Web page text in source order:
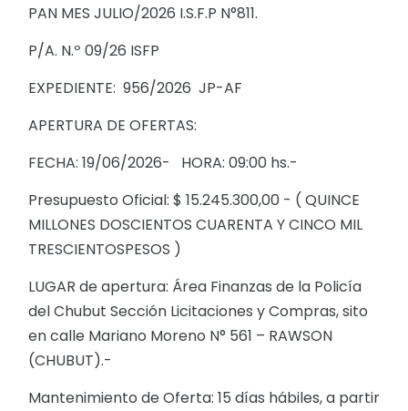
PAN MES JULIO/2026 I.S.F.P N°811.
P/A. N.º 09/26 ISFP
EXPEDIENTE: 956/2026 JP-AF
APERTURA DE OFERTAS:
FECHA: 19/06/2026- HORA: 09:00 hs.-
Presupuesto Oficial: $ 15.245.300,00 - ( QUINCE
MILLONES DOSCIENTOS CUARENTA Y CINCO MIL
TRESCIENTOSPESOS )
LUGAR de apertura: Área Finanzas de la Policía
del Chubut Sección Licitaciones y Compras, sito
en calle Mariano Moreno N° 561 – RAWSON
(CHUBUT).-
Mantenimiento de Oferta: 15 días hábiles, a partir